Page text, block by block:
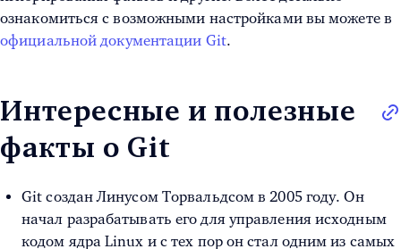
ознакомиться с возможными настройками вы можете в
официальной документации Git.
Интересные и полезные
факты о Git
Git создан Линусом Торвальдсом в 2005 году. Он
начал разрабатывать его для управления исходным
кодом ядра Linux и с тех пор он стал одним из самых